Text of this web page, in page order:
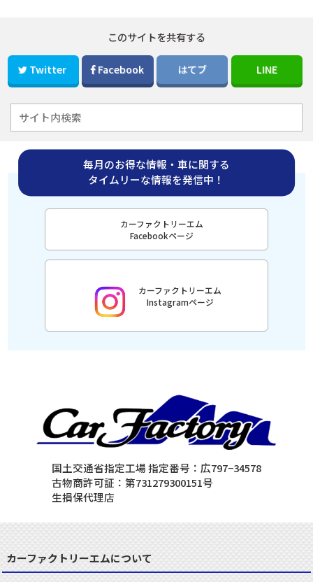
このサイトを共有する
Twitter Facebook はてブ LINE
毎月のお得な情報・車に関する
タイムリーな情報を発信中！
カーファクトリーエム
Facebookページ
カーファクトリーエム
Instagramページ
国土交通省指定工場 指定番号：広797−34578
古物商許可証：第731279300151号
生損保代理店
カーファクトリーエムについて